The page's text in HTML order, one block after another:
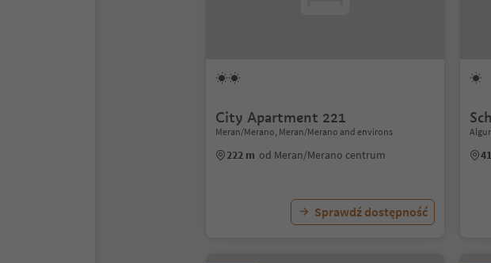
City Apartment 221
Meran/Merano, Meran/Merano and environs
222 m od Meran/Merano centrum
Sprawdź dostępność